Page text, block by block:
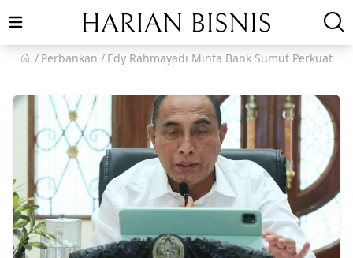
Open main menu
Perbankan
Edy Rahmayadi Minta Bank Sumut Perkuat